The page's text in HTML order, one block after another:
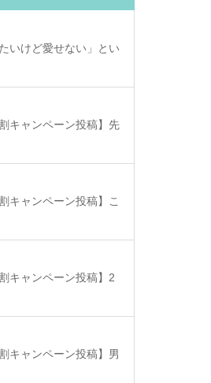
いけど愛せない」とい
キャンペーン投稿】先
キャンペーン投稿】こ
キャンペーン投稿】2
キャンペーン投稿】男